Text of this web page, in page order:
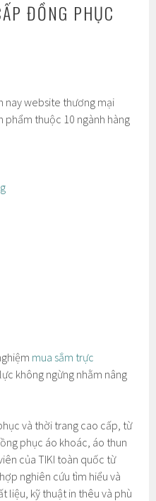
ĐỒNG PHỤC
nay website thương mại
phẩm thuộc 10 ngành hàng
mua sắm trực
không ngừng nhằm nâng
và thời trang cao cấp, từ
phục áo khoác, áo thun
của TIKI toàn quốc từ
nghiên cứu tìm hiểu và
liệu, kỹ thuật in thêu và phù